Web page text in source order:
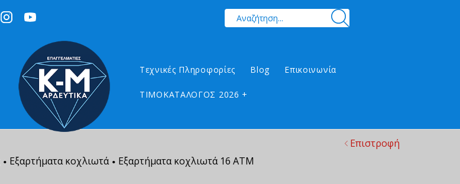
Τεχνικές Πληροφορίες Blog Επικοινωνία
ΤΙΜΟΚΑΤΑΛΟΓΟΣ 2026 +
• Εξαρτήματα κοχλιωτά • Εξαρτήματα κοχλιωτά 16 ΑΤΜ
Επιστροφή